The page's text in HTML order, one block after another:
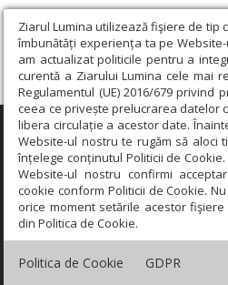
Ziarul Lumina utilizează fişiere de tip
îmbunătăți experiența ta pe
am actualizat politicile pentru a
curentă a Ziarului Lumina cele mai
Regulamentul (UE) 2016/679 privind
ceea ce privește prelucrarea datelor
libera circulație a acestor date.
Website-ul nostru te rugăm să aloci
înțelege conținutul Politicii de
Website-ul nostru confirmi
cookie conform Politicii de Cookie.
orice moment setările acestor
din Politica de Cookie.
Politica de Cookie GDPR